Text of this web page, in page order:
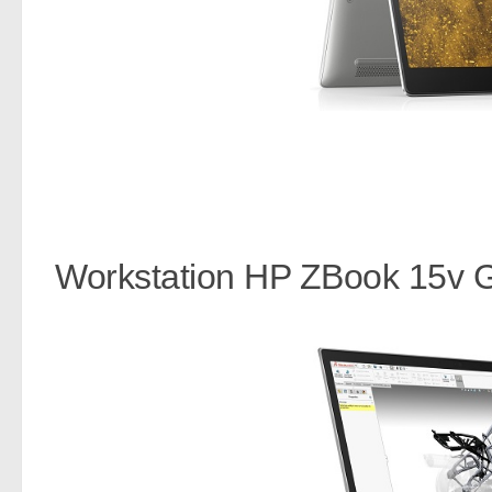
Workstation HP ZBook 15v